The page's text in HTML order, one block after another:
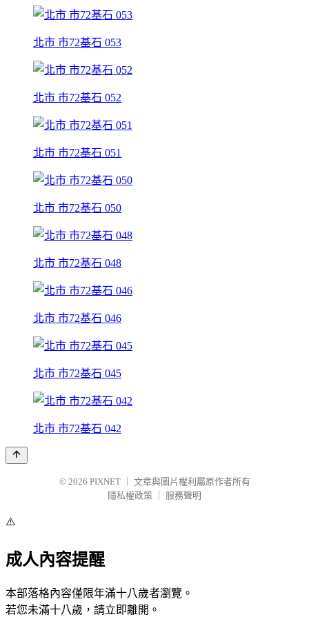
北市 市72基石 053
北市 市72基石 052
北市 市72基石 051
北市 市72基石 050
北市 市72基石 048
北市 市72基石 046
北市 市72基石 045
北市 市72基石 042
© 2026 PIXNET
文章與圖片權利屬原作者所有
隱私權政策
服務聲明
⚠️
成人內容提醒
本部落格內容僅限年滿十八歲者瀏覽。
若您未滿十八歲，請立即離開。